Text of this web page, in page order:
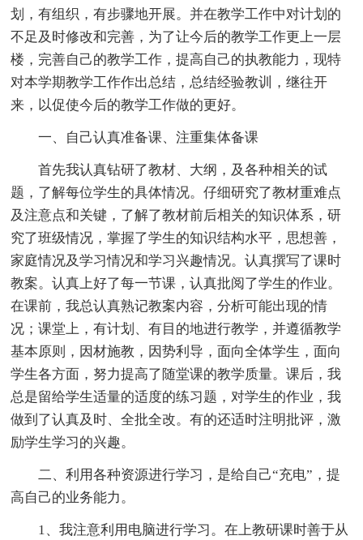
划，有组织，有步骤地开展。并在教学工作中对计划的
不足及时修改和完善，为了让今后的教学工作更上一层
楼，完善自己的教学工作，提高自己的执教能力，现特
对本学期教学工作作出总结，总结经验教训，继往开
来，以促使今后的教学工作做的更好。
一、自己认真准备课、注重集体备课
首先我认真钻研了教材、大纲，及各种相关的试
题，了解每位学生的具体情况。仔细研究了教材重难点
及注意点和关键，了解了教材前后相关的知识体系，研
究了班级情况，掌握了学生的知识结构水平，思想善，
家庭情况及学习情况和学习兴趣情况。认真撰写了课时
教案。认真上好了每一节课，认真批阅了学生的作业。
在课前，我总认真熟记教案内容，分析可能出现的情
况；课堂上，有计划、有目的地进行教学，并遵循教学
基本原则，因材施教，因势利导，面向全体学生，面向
学生各方面，努力提高了随堂课的教学质量。课后，我
总是留给学生适量的适度的练习题，对学生的作业，我
做到了认真及时、全批全改。有的还适时注明批评，激
励学生学习的兴趣。
二、利用各种资源进行学习，是给自己“充电”，提
高自己的业务能力。
1、我注意利用电脑进行学习。在上教研课时善于从